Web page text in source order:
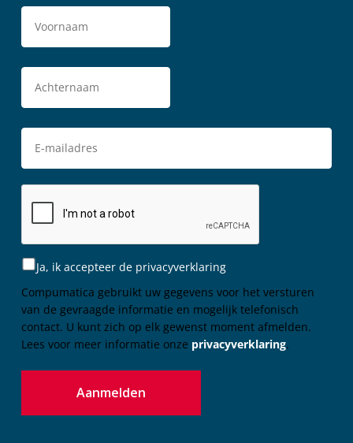
Ja, ik accepteer de privacyverklaring
Compumatica gebruikt uw gegevens voor het versturen
van de gevraagde informatie en mogelijk telefonisch
contact. U kunt zich op elk gewenst moment afmelden.
Lees voor meer informatie onze privacyverklaring.
Aanmelden